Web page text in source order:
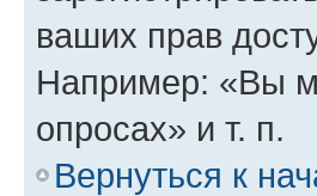
ваших прав
Например: «Вы
опросах» и т. п.
Вернуться к